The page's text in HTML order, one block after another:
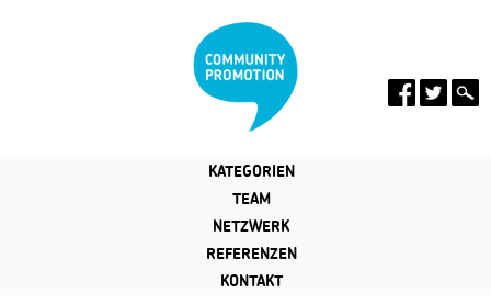
KATEGORIEN
TEAM
NETZWERK
REFERENZEN
KONTAKT